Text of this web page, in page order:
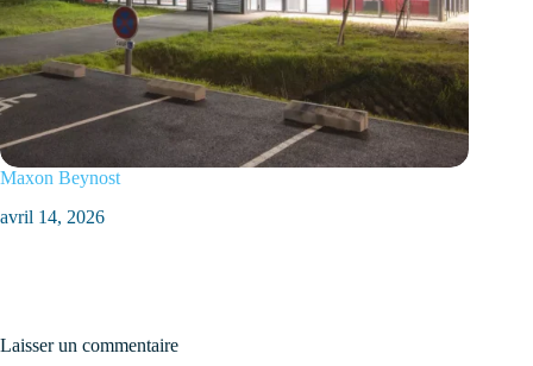
Maxon Beynost
avril 14, 2026
Laisser un commentaire